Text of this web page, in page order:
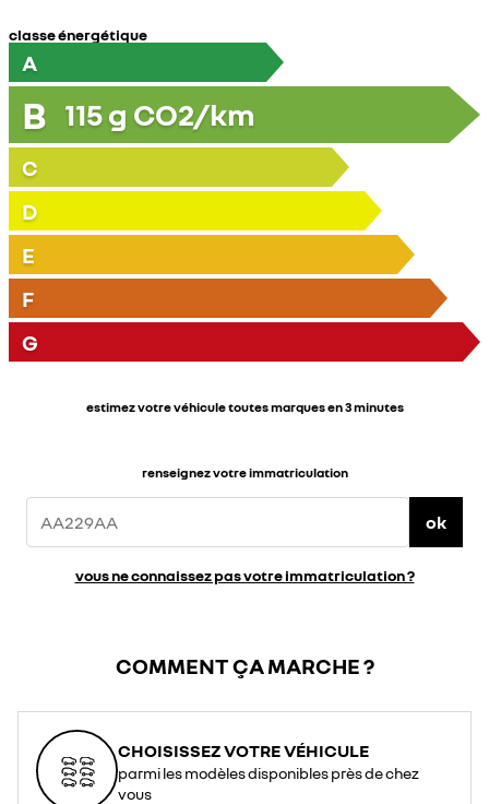
classe énergétique
A
B 115g CO2/km
C
D
E
F
G
estimez votre véhicule toutes marques en 3 minutes
renseignez votre immatriculation
ok
vous ne connaissez pas votre immatriculation ?
COMMENT ÇA MARCHE ?
CHOISISSEZ VOTRE VÉHICULE
parmi les modèles disponibles près de chez
vous